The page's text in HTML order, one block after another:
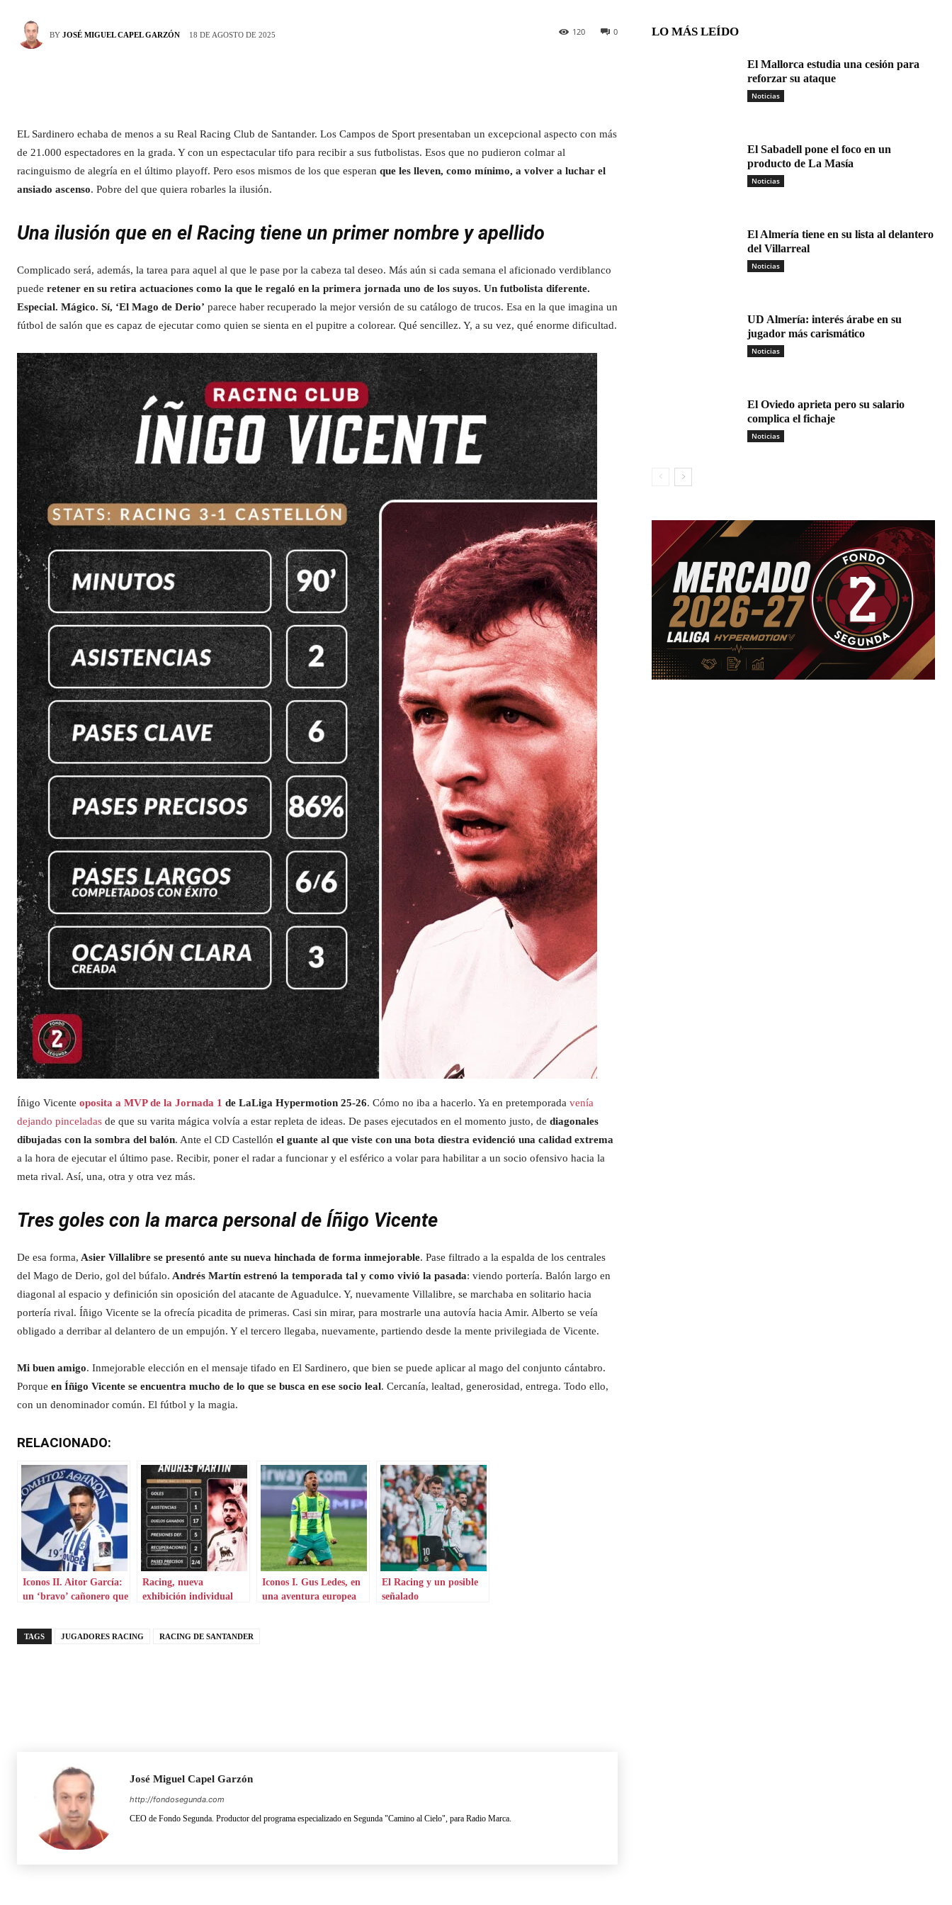
BY JOSÉ MIGUEL CAPEL GARZÓN 18 DE AGOSTO DE 2025 0
120
EL Sardinero echaba de menos a su Real Racing Club de Santander. Los Campos de Sport presentaban un excepcional aspecto con más
de 21.000 espectadores en la grada. Y con un espectacular tifo para recibir a sus futbolistas. Esos que no pudieron colmar al
racinguismo de alegría en el último playoff. Pero esos mismos de los que esperan que les lleven, como mínimo, a volver a luchar el
ansiado ascenso. Pobre del que quiera robarles la ilusión.
Una ilusión que en el Racing tiene un primer nombre y apellido
Complicado será, además, la tarea para aquel al que le pase por la cabeza tal deseo. Más aún si cada semana el aficionado verdiblanco
puede retener en su retira actuaciones como la que le regaló en la primera jornada uno de los suyos. Un futbolista diferente.
Especial. Mágico. Sí, ‘El Mago de Derio’ parece haber recuperado la mejor versión de su catálogo de trucos. Esa en la que imagina un
fútbol de salón que es capaz de ejecutar como quien se sienta en el pupitre a colorear. Qué sencillez. Y, a su vez, qué enorme dificultad.
Íñigo Vicente oposita a MVP de la Jornada 1 de LaLiga Hypermotion 25-26. Cómo no iba a hacerlo. Ya en pretemporada venía
dejando pinceladas de que su varita mágica volvía a estar repleta de ideas. De pases ejecutados en el momento justo, de diagonales
dibujadas con la sombra del balón. Ante el CD Castellón el guante al que viste con una bota diestra evidenció una calidad extrema
a la hora de ejecutar el último pase. Recibir, poner el radar a funcionar y el esférico a volar para habilitar a un socio ofensivo hacia la
meta rival. Así, una, otra y otra vez más.
Tres goles con la marca personal de Íñigo Vicente
De esa forma, Asier Villalibre se presentó ante su nueva hinchada de forma inmejorable. Pase filtrado a la espalda de los centrales
del Mago de Derio, gol del búfalo. Andrés Martín estrenó la temporada tal y como vivió la pasada: viendo portería. Balón largo en
diagonal al espacio y definición sin oposición del atacante de Aguadulce. Y, nuevamente Villalibre, se marchaba en solitario hacia
portería rival. Íñigo Vicente se la ofrecía picadita de primeras. Casi sin mirar, para mostrarle una autovía hacia Amir. Alberto se veía
obligado a derribar al delantero de un empujón. Y el tercero llegaba, nuevamente, partiendo desde la mente privilegiada de Vicente.
Mi buen amigo. Inmejorable elección en el mensaje tifado en El Sardinero, que bien se puede aplicar al mago del conjunto cántabro.
Porque en Íñigo Vicente se encuentra mucho de lo que se busca en ese socio leal. Cercanía, lealtad, generosidad, entrega. Todo ello,
con un denominador común. El fútbol y la magia.
RELACIONADO:
Iconos II. Aitor García:
un ‘bravo’ cañonero que
Racing, nueva
exhibición individual
Iconos I. Gus Ledes, en
una aventura europea
El Racing y un posible
señalado
TAGS JUGADORES RACING RACING DE SANTANDER
José Miguel Capel Garzón
http://fondosegunda.com
CEO de Fondo Segunda. Productor del programa especializado en Segunda "Camino al Cielo", para Radio Marca.
LO MÁS LEÍDO
El Mallorca estudia una cesión para
reforzar su ataque
Noticias
El Sabadell pone el foco en un
producto de La Masía
Noticias
El Almería tiene en su lista al delantero
del Villarreal
Noticias
UD Almería: interés árabe en su
jugador más carismático
Noticias
El Oviedo aprieta pero su salario
complica el fichaje
Noticias